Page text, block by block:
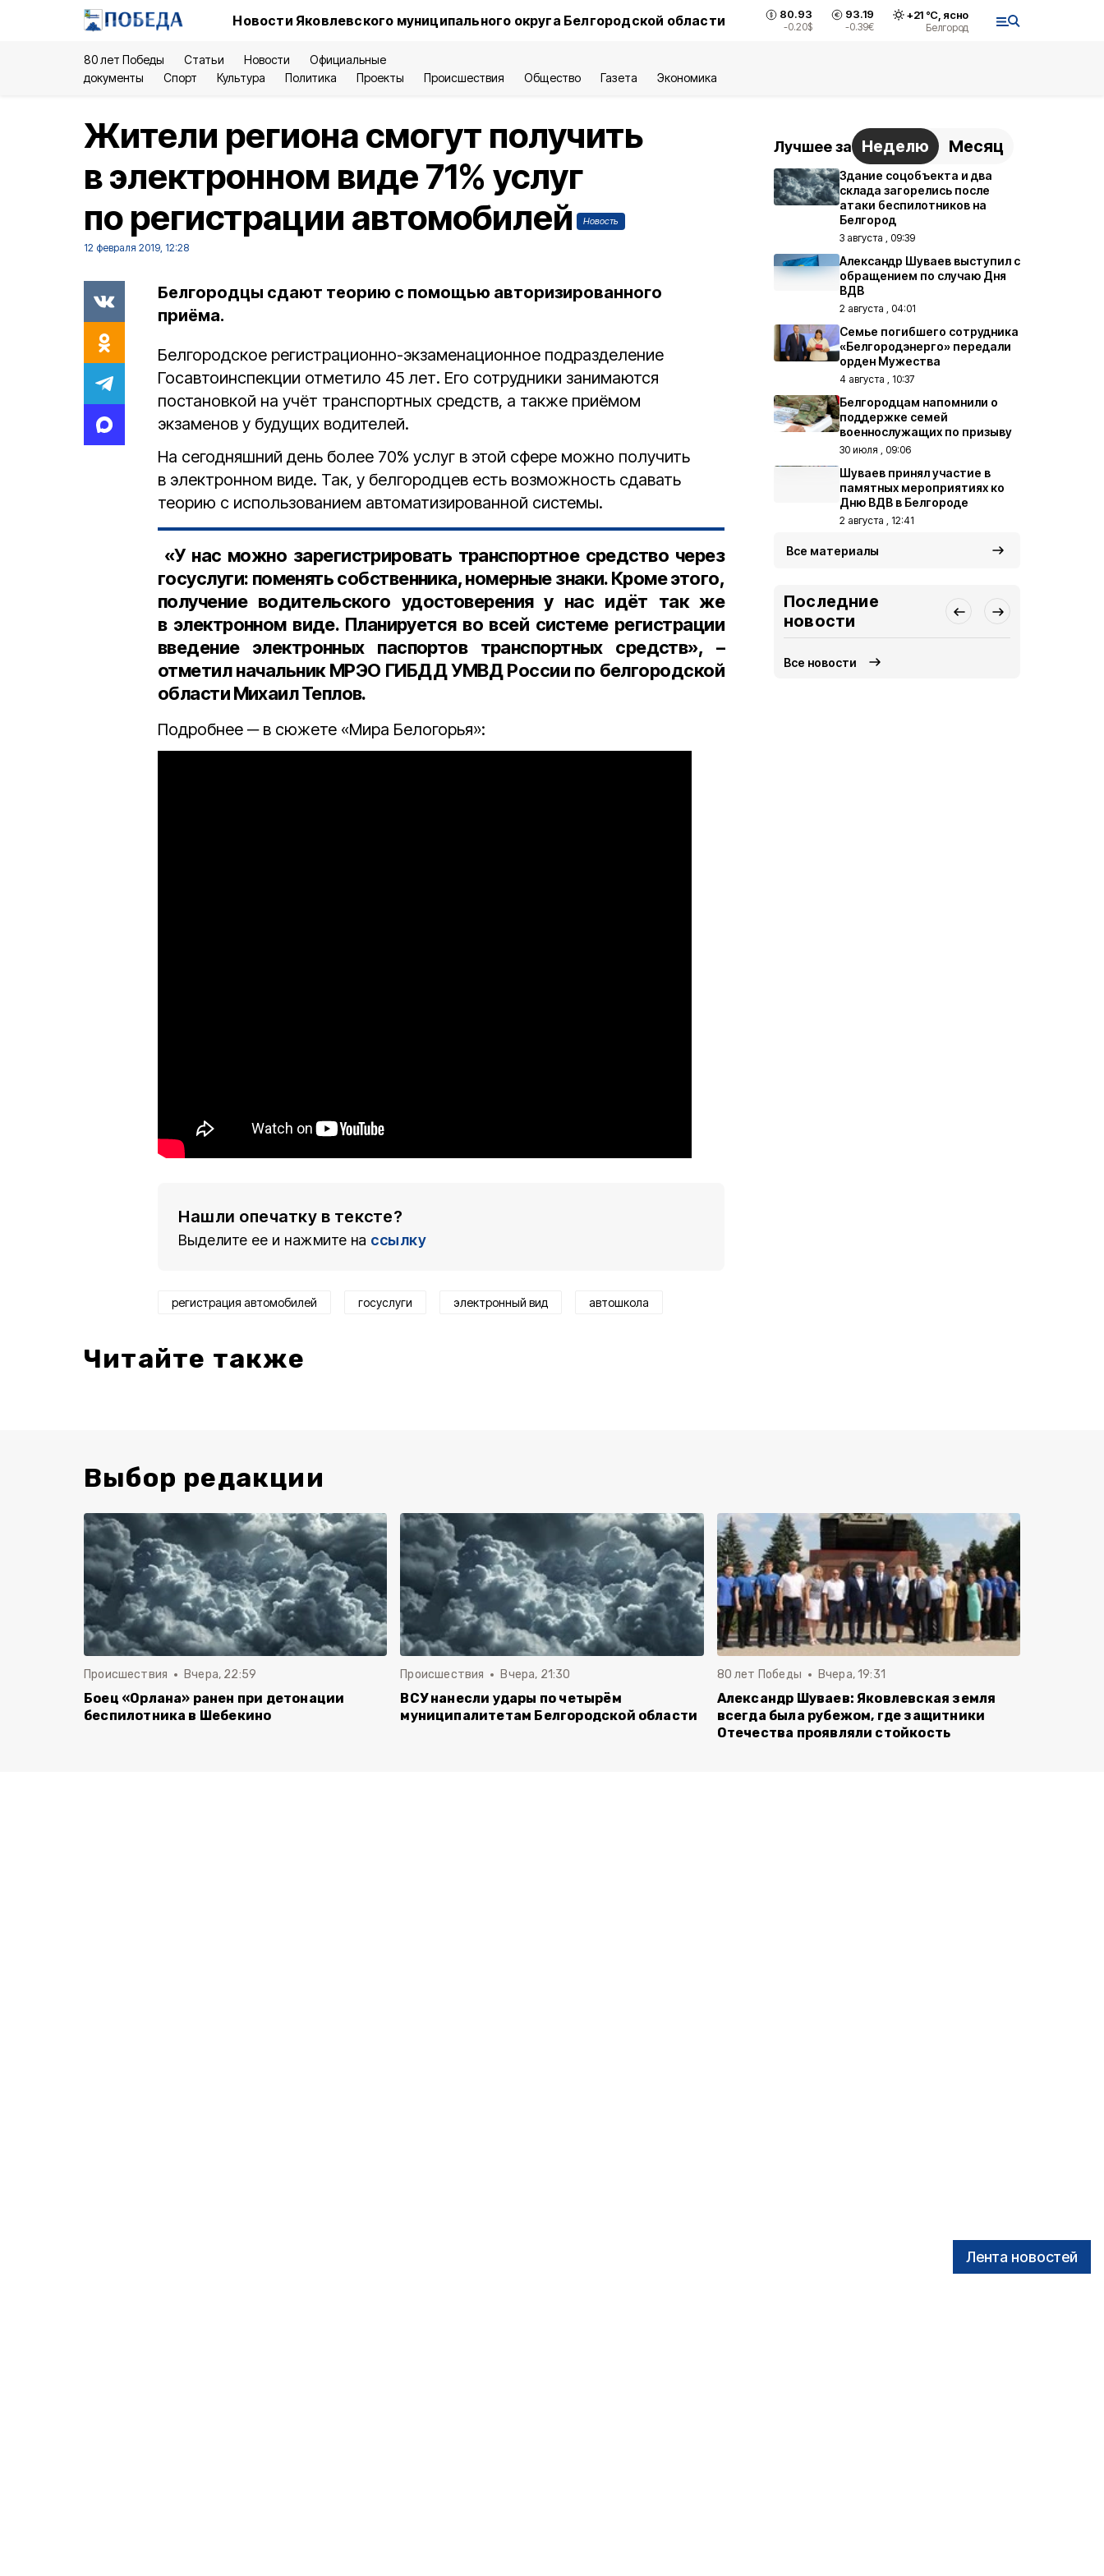
Новости Яковлевского муниципального округа Белгородской области 80.93
-0.20$
93.19
-0.39€
+21°С, ясно
Белгород
80 лет Победы Статьи Новости
Официальные
документы
Спорт Культура Политика Проекты Происшествия Общество Газета Экономика
Лента новостей
Жители региона смогут получить
в электронном виде 71% услуг
по регистрации автомобилей
Новость
12 февраля 2019, 12:28
Белгородцы сдают теорию с помощью авторизированного
приёма.
Белгородское регистрационно-экзаменационное подразделение
Госавтоинспекции отметило 45 лет. Его сотрудники занимаются
постановкой на учёт транспортных средств, а также приёмом
экзаменов у будущих водителей.
На сегодняшний день более 70% услуг в этой сфере можно получить
в электронном виде. Так, у белгородцев есть возможность сдавать
теорию с использованием автоматизированной системы.
«У нас можно зарегистрировать транспортное средство через
госуслуги: поменять собственника, номерные знаки. Кроме этого,
получение водительского удостоверения у нас идёт так же
в электронном виде. Планируется во всей системе регистрации
введение электронных паспортов транспортных средств», –
отметилначальник МРЭО ГИБДД УМВД России по белгородской
области Михаил Теплов.
Подробнее ─ в сюжете «Мира Белогорья»:
Нашли опечатку в тексте?
Выделите ее и нажмите на ссылку
регистрация автомобилей госуслуги электронный вид автошкола
Читайте также
Лучшее за Неделю Месяц
Здание соцобъекта и два
склада загорелись после
атаки беспилотников на
Белгород
3 августа , 09:39
Александр Шуваев выступил с
обращением по случаю Дня
ВДВ
2 августа , 04:01
Семье погибшего сотрудника
«Белгородэнерго» передали
орден Мужества
4 августа , 10:37
Белгородцам напомнили о
поддержке семей
военнослужащих по призыву
30 июля , 09:06
Шуваев принял участие в
памятных мероприятиях ко
Дню ВДВ в Белгороде
2 августа , 12:41
Все материалы
Последние
новости
Все новости
Выбор редакции
Происшествия Вчера, 22:59
Боец «Орлана» ранен при детонации
беспилотника в Шебекино
Происшествия Вчера, 21:30
ВСУ нанесли удары по четырём
муниципалитетам Белгородской области
80 лет Победы Вчера, 19:31
Александр Шуваев: Яковлевская земля
всегда была рубежом, где защитники
Отечества проявляли стойкость